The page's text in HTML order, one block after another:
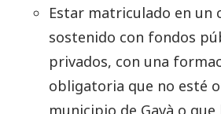
Estar matriculado en un
sostenido con fondos
privados, con una
obligatoria que no esté
municipio de Gavà o